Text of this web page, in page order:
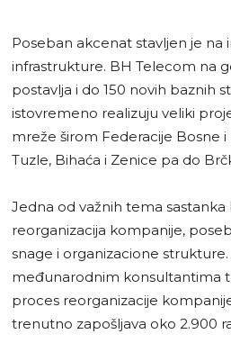
Poseban akcenat stavljen je na
infrastrukture. BH Telecom na
postavlja i do 150 novih baznih
istovremeno realizuju veliki
mreže širom Federacije Bosne
Tuzle, Bihaća i Zenice pa do
Jedna od važnih tema
reorganizacija kompanije,
snage i organizacione strukture.
međunarodnim konsultantima
proces reorganizacije
trenutno zapošljava oko 2.900